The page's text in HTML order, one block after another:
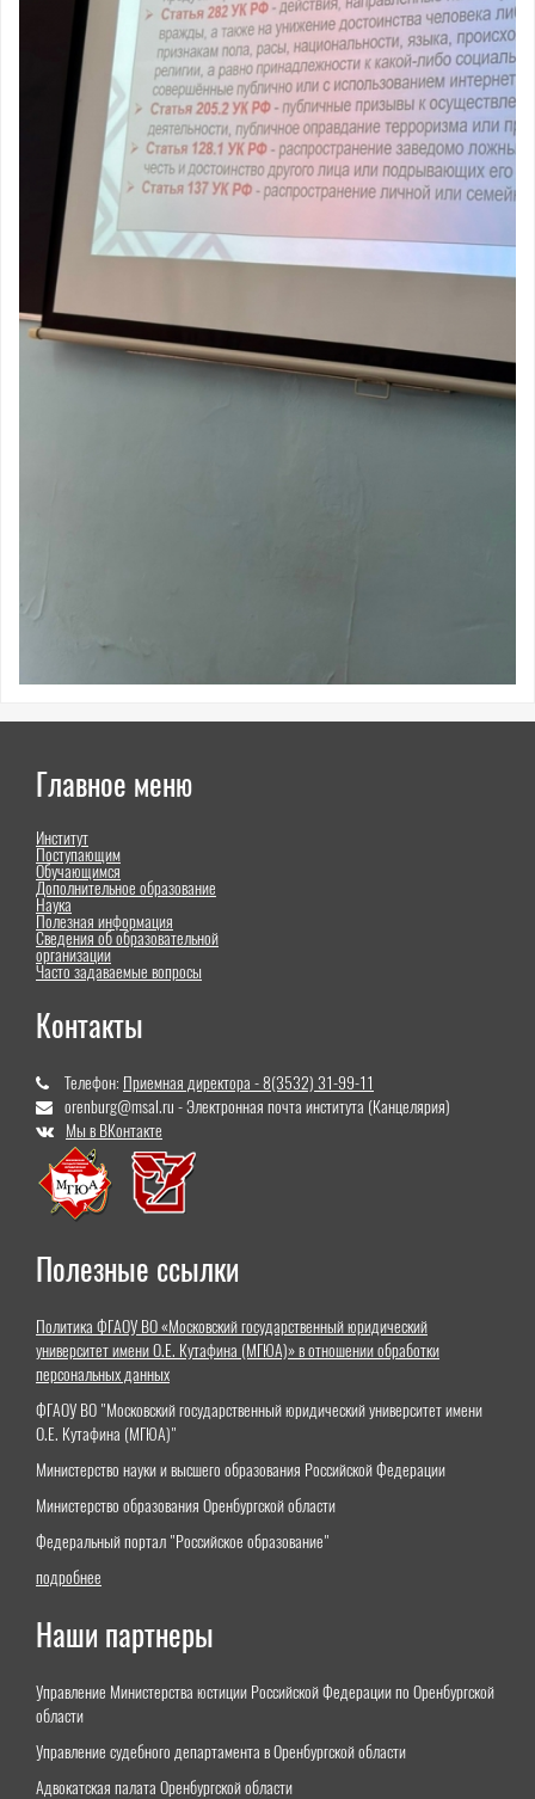
Главное меню
Институт
Поступающим
Обучающимся
Дополнительное образование
Наука
Полезная информация
Сведения об образовательной
организации
Часто задаваемые вопросы
Контакты
Телефон: Приемная директора - 8(3532) 31-99-11
orenburg@msal.ru - Электронная почта института (Канцелярия)
Мы в ВКонтакте
Полезные ссылки
Политика ФГАОУ ВО «Московский государственный юридический
университет имени О.Е. Кутафина (МГЮА)» в отношении обработки
персональных данных
ФГАОУ ВО "Московский государственный юридический университет имени
О.Е. Кутафина (МГЮА)"
Министерство науки и высшего образования Российской Федерации
Министерство образования Оренбургской области
Федеральный портал "Российское образование"
подробнее
Наши партнеры
Управление Министерства юстиции Российской Федерации по Оренбургской
области
Управление судебного департамента в Оренбургской области
Адвокатская палата Оренбургской области